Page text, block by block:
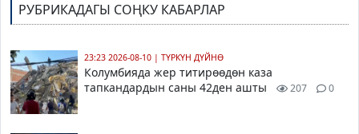
РУБРИКАДАГЫ СОҢКУ КАБАРЛАР
23:23 2026-08-10 | ТҮРКҮН ДҮЙНӨ
Колумбияда жер титирөөдөн каза
тапкандардын саны 42ден ашты
207 0